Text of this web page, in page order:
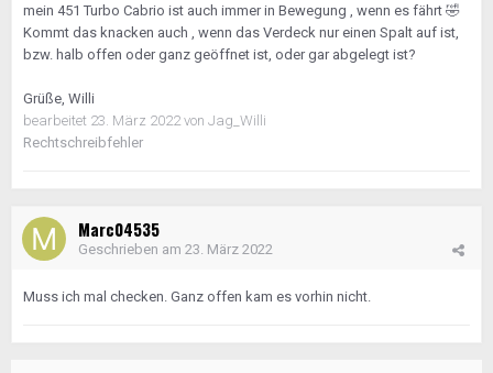
mein 451 Turbo Cabrio ist auch immer in Bewegung , wenn es fährt 🤣
Kommt das knacken auch , wenn das Verdeck nur einen Spalt auf ist,
bzw. halb offen oder ganz geöffnet ist, oder gar abgelegt ist?
Grüße, Willi
bearbeitet 23. März 2022von Jag_Willi
Rechtschreibfehler
Marc04535
Geschrieben am 23. März 2022
Muss ich mal checken. Ganz offen kam es vorhin nicht.